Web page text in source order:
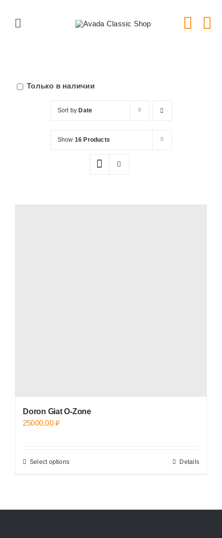
Toggle
Серии тарелок
Только в наличии
Sort by Date
Show 16 Products
Doron Giat O-Zone
25000,00₽
Select optionsThis
Details